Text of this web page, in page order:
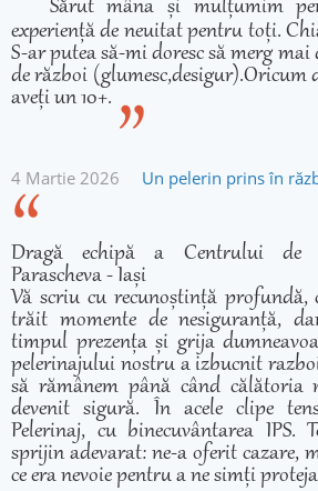
Sărut mâna și mulțumim
experiență de neuitat pentru toți.
S-ar putea să-mi doresc să merg mai
de război
aveți un 10+.
4 Martie 2026 Un pelerin prins în
Dragă echipă a Centrului de
Parascheva - Iași
Vă scriu cu recunoștință profundă,
trăit momente de nesiguranță,
timpul prezența și grija
pelerinajului nostru a izbucnit
să rămânem până când călătoria
devenit sigură. În acele clipe
Pelerinaj, cu binecuvântarea IPS.
sprijin adevarat: ne-a oferit cazare,
ce era nevoie pentru a ne simți